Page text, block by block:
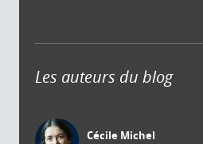
Les auteurs du blog
Cécile Michel